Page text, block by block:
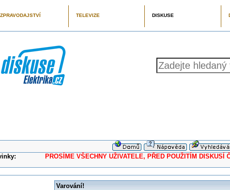
ZPRAVODAJSTVÍ TELEVIZE DISKUSE
PROSÍME VŠECHNY UŽIVATELE, PŘED POUŽITÍM DISKUSÍ
Varování!